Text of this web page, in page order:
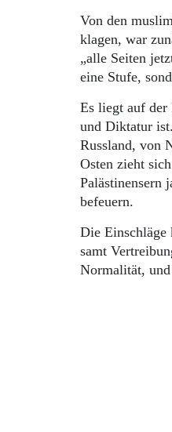
Von den
klagen, war
„alle Seiten
eine Stufe,
Es liegt auf der
und Diktatur
Russland, von
Osten zieht
Palästinensern
befeuern.
Die Einschläge
samt
Normalität, und